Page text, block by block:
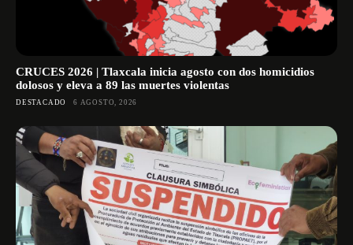
CRUCES 2026 | Tlaxcala inicia agosto con dos homicidios
dolosos y eleva a 89 las muertes violentas
DESTACADO 6 AGOSTO, 2026